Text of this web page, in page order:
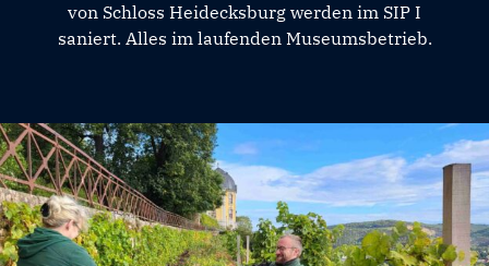
von Schloss Heidecksburg werden im SIP I
saniert. Alles im laufenden Museumsbetrieb.